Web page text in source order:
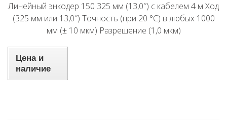
Линейный энкодер 150 325 мм (13,0″) с кабелем 4 м Ход
(325 мм или 13,0″) Точность (при 20 °C) в любых 1000
мм (± 10 мкм) Разрешение (1,0 мкм)
Цена и
наличие